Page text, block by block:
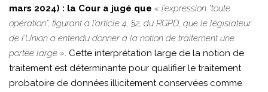
mars 2024) : la Cour a jugé que « l’expression “toute
opération”, figurant à l’article 4, §2, du RGPD, que le législateur
de l’Union a entendu donner à la notion de traitement une
portée large ». Cette interprétation large de la notion de
traitement est déterminante pour qualifier le traitement
probatoire de données illicitement conservées comme